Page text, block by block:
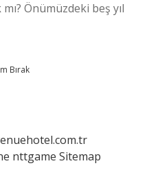
mı? Önümüzdeki beş yıl
Bırak
nttgame Sitemap